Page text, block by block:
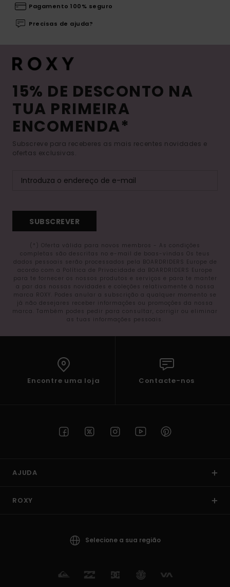
Pagamento 100% seguro
Precisas de ajuda?
15% DE DESCONTO NA
TUA PRIMEIRA
ENCOMENDA*
Subscreve para receberes as mais recentes novidades e
ofertas exclusivas.
SUBSCREVER
(*) Oferta válida para novos membros - As condições
completas são descritas no e-mail de boas-vindas Os teus
dados pessoais serão processados pela BOARDRIDERS Europe de
acordo com a Política de Privacidade da BOARDRIDERS Europe
para te fornecer os nossos produtos e serviços e para te manter
a par das nossas novidades e coleções relativamente à nossa
marca ROXY. Podes anular a subscrição a qualquer momento se
já não desejares receber informações ou promoções da nossa
marca. Também podes pedir para consultar, corrigir ou eliminar
as tuas informações pessoais.
Encontre uma loja Contacte-nos
AJUDA
ROXY
Selecione a sua região